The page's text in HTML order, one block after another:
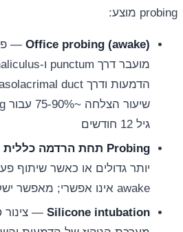
probing מוצע:
Office probing (awake)
—
גיל 12 חודשים
Probing תחת הרדמה כללית
awake אינו אפשרי; מאפשר ישקול ו-endoscopy אפי
Silicone intubation — צינור